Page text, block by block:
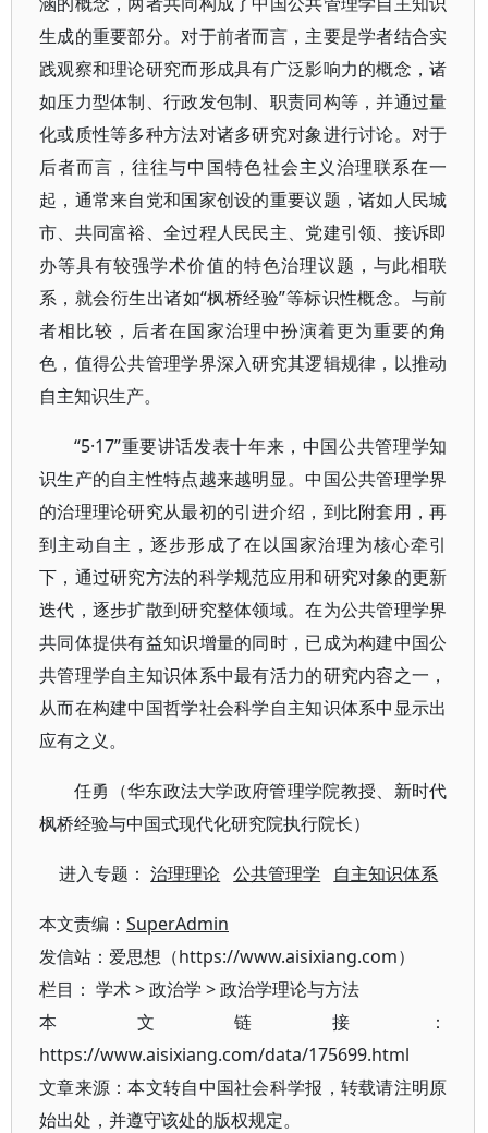
生成的重要部分。对于前者而言，主要是学者结合实
践观察和理论研究而形成具有广泛影响力的概念，诸
如压力型体制、行政发包制、职责同构等，并通过量
化或质性等多种方法对诸多研究对象进行讨论。对于
后者而言，往往与中国特色社会主义治理联系在一
起，通常来自党和国家创设的重要议题，诸如人民城
市、共同富裕、全过程人民民主、党建引领、接诉即
办等具有较强学术价值的特色治理议题，与此相联
系，就会衍生出诸如“枫桥经验”等标识性概念。与前
者相比较，后者在国家治理中扮演着更为重要的角
色，值得公共管理学界深入研究其逻辑规律，以推动
自主知识生产。
“5·17”重要讲话发表十年来，中国公共管理学知
识生产的自主性特点越来越明显。中国公共管理学界
的治理理论研究从最初的引进介绍，到比附套用，再
到主动自主，逐步形成了在以国家治理为核心牵引
下，通过研究方法的科学规范应用和研究对象的更新
迭代，逐步扩散到研究整体领域。在为公共管理学界
共同体提供有益知识增量的同时，已成为构建中国公
共管理学自主知识体系中最有活力的研究内容之一，
从而在构建中国哲学社会科学自主知识体系中显示出
应有之义。
任勇（华东政法大学政府管理学院教授、新时代
枫桥经验与中国式现代化研究院执行院长）
进入专题：治理理论 公共管理学 自主知识体系
本文责编： SuperAdmin
发信站：爱思想（https://www.aisixiang.com）
栏目： 学术>政治学 >政治学理论与方法
本文链接：
https://www.aisixiang.com/data/175699.html
文章来源：本文转自中国社会科学报，转载请注明原
始出处，并遵守该处的版权规定。